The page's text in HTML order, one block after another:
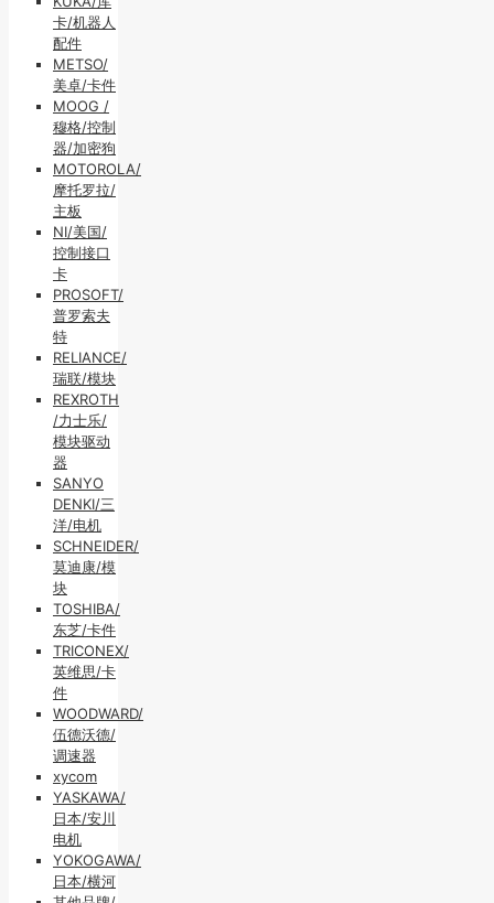
卡/机器人
配件
METSO/
美卓/卡件
MOOG /
穆格/控制
器/加密狗
MOTOROLA/
摩托罗拉/
主板
NI/美国/
控制接口
卡
PROSOFT/
普罗索夫
特
RELIANCE/
瑞联/模块
REXROTH
/力士乐/
模块驱动
器
SANYO
DENKI/三
洋/电机
SCHNEIDER/
莫迪康/模
块
TOSHIBA/
东芝/卡件
TRICONEX/
英维思/卡
件
WOODWARD/
伍德沃德/
调速器
xycom
YASKAWA/
日本/安川
电机
YOKOGAWA/
日本/横河